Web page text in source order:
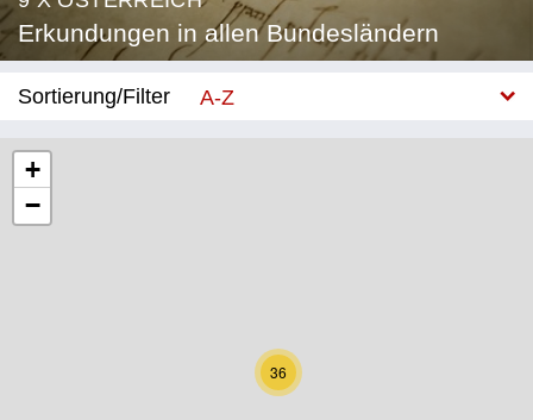
Erkundungen in allen Bundesländern
Sortierung/Filter
A-Z
Niederösterreich
Oberösterreich
36
+
−